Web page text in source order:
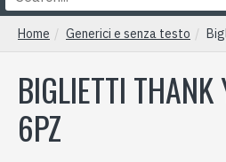
Home Generici e senza testo
BIGLIETTI THANK
6PZ